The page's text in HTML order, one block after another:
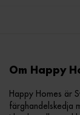
Om Happy
Happy Homes är
färghandelskedja